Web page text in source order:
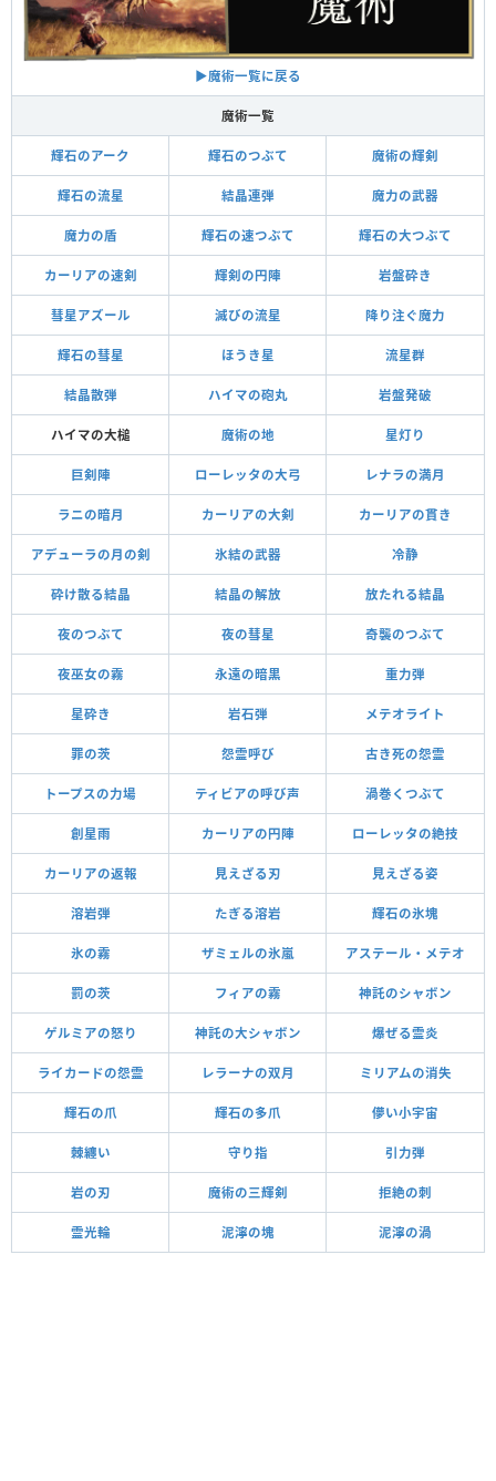
▶︎魔術一覧に戻る
魔術一覧
輝石のアーク 輝石のつぶて 魔術の輝剣
輝石の流星 結晶連弾 魔力の武器
魔力の盾 輝石の速つぶて 輝石の大つぶて
カーリアの速剣 輝剣の円陣 岩盤砕き
彗星アズール 滅びの流星 降り注ぐ魔力
輝石の彗星 ほうき星 流星群
結晶散弾 ハイマの砲丸 岩盤発破
ハイマの大槌 魔術の地 星灯り
巨剣陣 ローレッタの大弓 レナラの満月
ラニの暗月 カーリアの大剣 カーリアの貫き
アデューラの月の剣 氷結の武器 冷静
砕け散る結晶 結晶の解放 放たれる結晶
夜のつぶて 夜の彗星 奇襲のつぶて
夜巫女の霧 永遠の暗黒 重力弾
星砕き 岩石弾 メテオライト
罪の茨 怨霊呼び 古き死の怨霊
トープスの力場 ティビアの呼び声 渦巻くつぶて
創星雨 カーリアの円陣 ローレッタの絶技
カーリアの返報 見えざる刃 見えざる姿
溶岩弾 たぎる溶岩 輝石の氷塊
氷の霧 ザミェルの氷嵐 アステール・メテオ
罰の茨 フィアの霧 神託のシャボン
ゲルミアの怒り 神託の大シャボン 爆ぜる霊炎
ライカードの怨霊 レラーナの双月 ミリアムの消失
輝石の爪 輝石の多爪 儚い小宇宙
棘纏い 守り指 引力弾
岩の刃 魔術の三輝剣 拒絶の刺
霊光輪 泥濘の塊 泥濘の渦